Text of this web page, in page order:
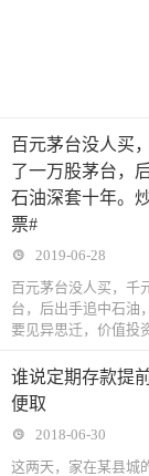
百元茅台没人买
了一万股茅台，
石油深套十年。
票#
2019-06-28
百元茅台没人买，千
台，后出手追中石油
要见异思迁，价值投
谁说定期存款提
便取
2018-06-30
这两天，家在某县城